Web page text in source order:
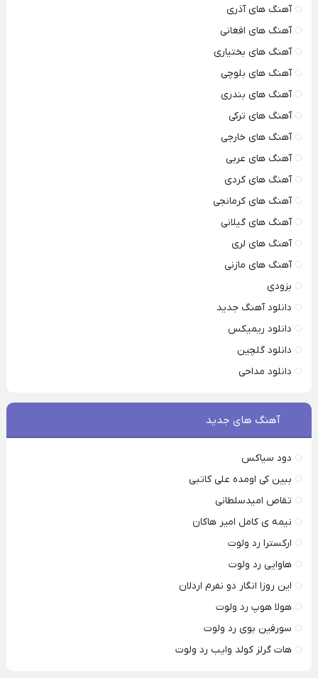
آهنگ های آذری
آهنگ های افغانی
آهنگ های بختیاری
آهنگ های بلوچی
آهنگ های بندری
آهنگ های ترکی
آهنگ های خارجی
آهنگ های عربی
آهنگ های کردی
آهنگ های کرمانجی
آهنگ های گیلانی
آهنگ های لری
آهنگ های مازنی
بزودی
دانلود آهنگ جدید
دانلود ریمیکس
دانلود گلچین
دانلود مداحی
آهنگ های جدید
دود سیاکس
ببین کی اومده علی کاتبی
تقاص امیدسلطانی
نیمه ی کامل امیر هاکان
ارکسترا رد ولوت
هاوایی رد ولوت
این روزا انگار دو نفرم اردلان
هولا هوپ رد ولوت
سورفین بوی رد ولوت
هات گرلز کولد وایب رد ولوت